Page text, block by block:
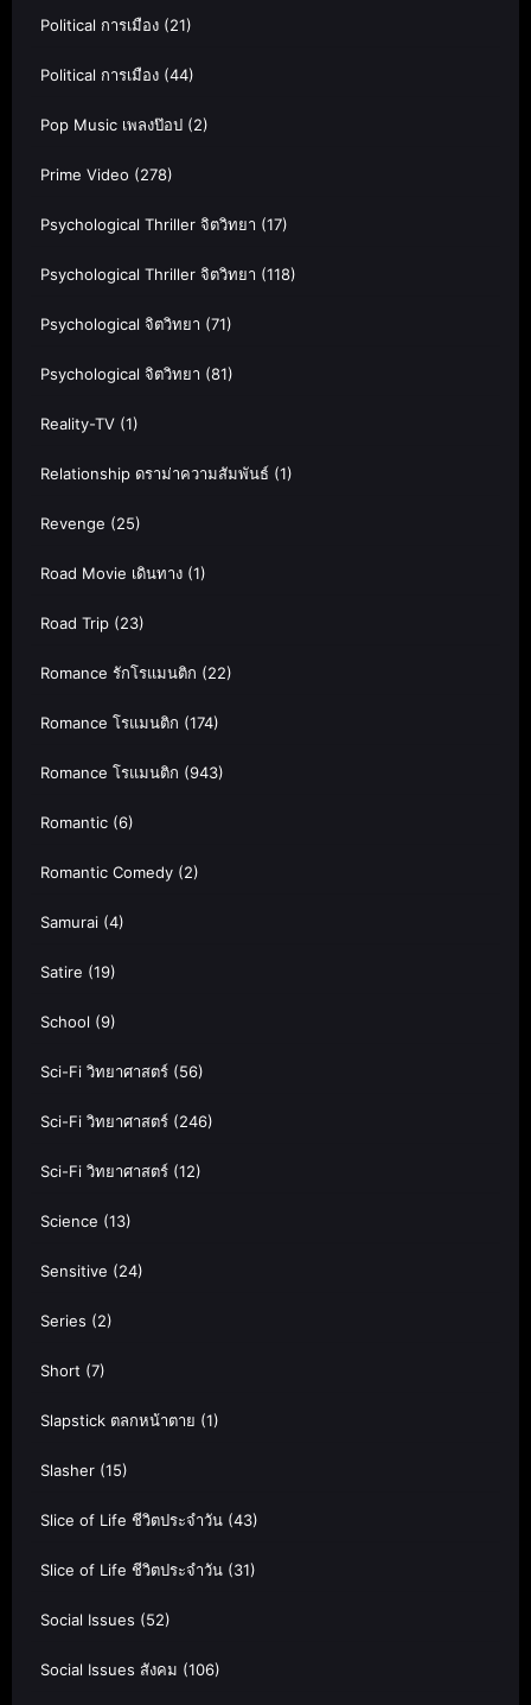
Political การเมือง (21)
Political การเมือง (44)
Pop Music เพลงป๊อป (2)
Prime Video (278)
Psychological Thriller จิตวิทยา (17)
Psychological Thriller จิตวิทยา (118)
Psychological จิตวิทยา (71)
Psychological จิตวิทยา (81)
Reality-TV (1)
Relationship ดราม่าความสัมพันธ์ (1)
Revenge (25)
Road Movie เดินทาง (1)
Road Trip (23)
Romance รักโรแมนติก (22)
Romance โรแมนติก (174)
Romance โรแมนติก (943)
Romantic (6)
Romantic Comedy (2)
Samurai (4)
Satire (19)
School (9)
Sci-Fi วิทยาศาสตร์ (56)
Sci-Fi วิทยาศาสตร์ (246)
Sci-Fi วิทยาศาสตร์ (12)
Science (13)
Sensitive (24)
Series (2)
Short (7)
Slapstick ตลกหน้าตาย (1)
Slasher (15)
Slice of Life ชีวิตประจำวัน (43)
Slice of Life ชีวิตประจำวัน (31)
Social Issues (52)
Social Issues สังคม (106)